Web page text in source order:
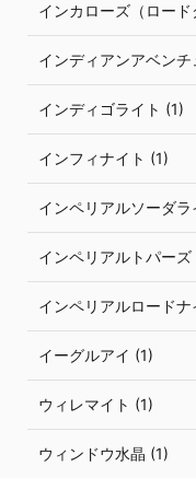
インカローズ（ロー
インディアンアベンチ
インディゴライト (1)
インフィナイト (1)
インペリアルソーダラ
インペリアルトパーズ
インペリアルロードナ
イーグルアイ (1)
ウィレマイト (1)
ウィンドウ水晶 (1)